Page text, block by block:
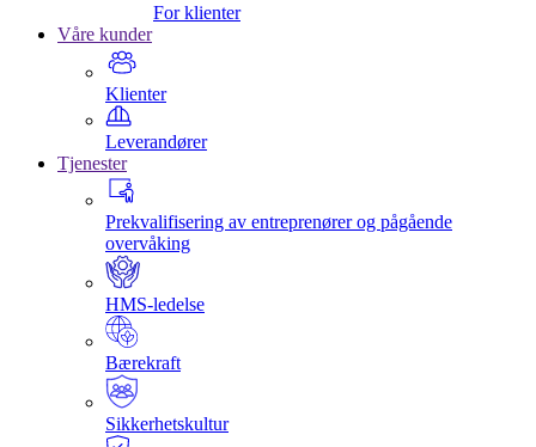
For klienter
Våre kunder
Klienter
Leverandører
Tjenester
Prekvalifisering av entreprenører og pågående
overvåking
HMS-ledelse
Bærekraft
Sikkerhetskultur